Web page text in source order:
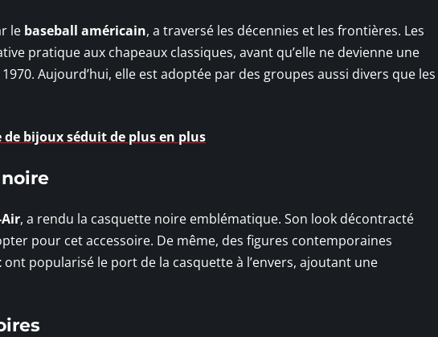
le baseball américain, a traversé les décennies et les frontières. Les
pratique aux chapeaux classiques, avant qu’elle ne devienne une
Aujourd’hui, elle est adoptée par des groupes aussi divers que les
bijoux séduit de plus en plus
Air, a rendu la casquette noire emblématique. Son look décontracté
pour cet accessoire. De même, des figures contemporaines
ont popularisé le port de la casquette à l’envers, ajoutant une